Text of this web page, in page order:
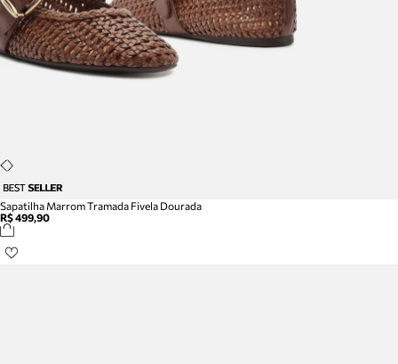
Sapatilha Marrom Tramada Fivela Dourada
R$ 499,90